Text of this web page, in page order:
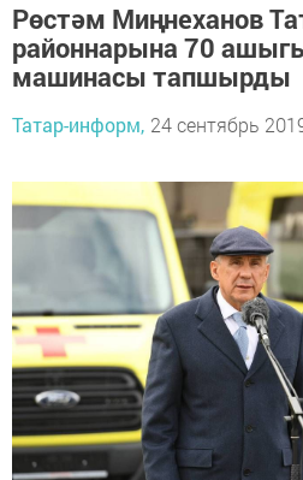
Рөстәм Миңнеханов
районнарына 70
машинасы тапшырды
Татар-информ, 24 сентябрь